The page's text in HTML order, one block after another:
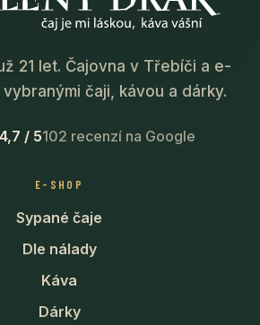
21 let. Čajovna v Třebíči a e-
čaji, kávou a dárky.
4,7 / 5102 recenzí na Google
E-SHOP
Sypané čaje
Dle nálady
Káva
Dárky